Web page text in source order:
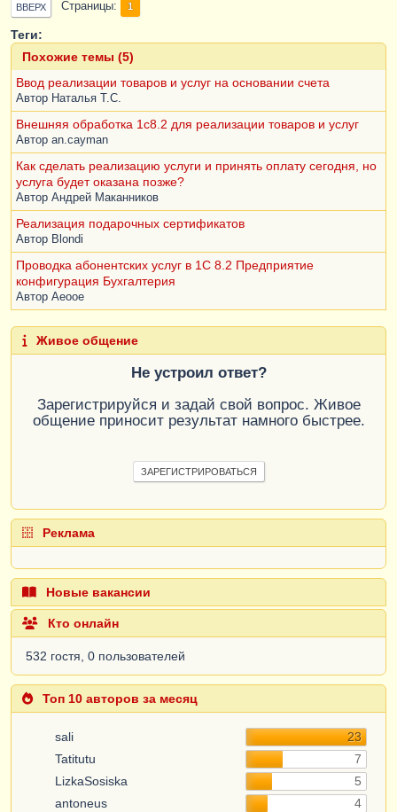
ВВЕРХ Страницы 1
Теги:
Похожие темы (5)
Ввод реализации товаров и услуг на основании счета
Автор Наталья Т.С.
Внешняя обработка 1с8.2 для реализации товаров и услуг
Автор an.cayman
Как сделать реализацию услуги и принять оплату сегодня, но
услуга будет оказана позже?
Автор Андрей Маканников
Реализация подарочных сертификатов
Автор Blondi
Проводка абонентских услуг в 1С 8.2 Предприятие
конфигурация Бухгалтерия
Автор Aeooe
Живое общение
Не устроил ответ?
Зарегистрируйся и задай свой вопрос. Живое
общение приносит результат намного быстрее.
ЗАРЕГИСТРИРОВАТЬСЯ
Реклама
Новые вакансии
Кто онлайн
532 гостя, 0 пользователей
Топ 10 авторов за месяц
sali
23
Tatitutu
7
LizkaSosiska
5
antoneus
4